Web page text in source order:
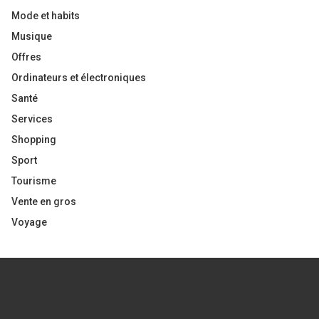
Mode et habits
Musique
Offres
Ordinateurs et électroniques
Santé
Services
Shopping
Sport
Tourisme
Vente en gros
Voyage